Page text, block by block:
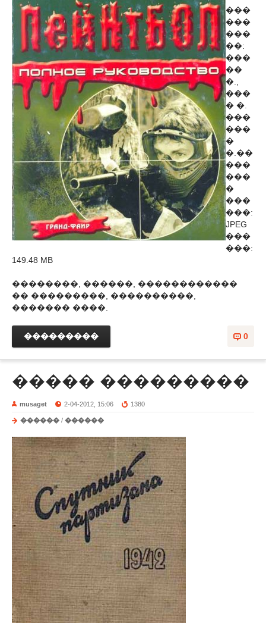
���
���
���
��:
���
��
�.,
���
� �.
���
���
�
�.��
���
���
�
���
���:
JPEG
���
���:
149.48 MB
��������, ������, ������������
�� ���������, ����������,
������� ����.
0
���������
����� ���������
musaget 2-04-2012, 15:06 1380
������ / ������